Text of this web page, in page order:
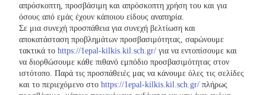
απρόσκοπτη, προσβάσιμη και απρόσκοπτη χρήση του και για
όσους από εμάς έχουν κάποιου είδους αναπηρία.
Σε μια συνεχή προσπάθεια για συνεχή βελτίωση και
αποκατάσταση προβλημάτων προσβασιμότητας, σαρώνουμε
τακτικά τοhttps://1epal-kilkis.kil.sch.gr/ για να εντοπίσουμε και
να διορθώσουμε κάθε πιθανό εμπόδιο προσβασιμότητας στον
ιστότοπο. Παρά τις προσπάθειές μας να κάνουμε όλες τις σελίδες
και το περιεχόμενο στο https://1epal-kilkis.kil.sch.gr/πλήρως